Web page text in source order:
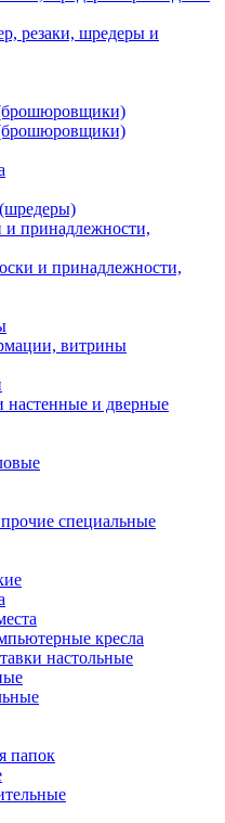
резаки, шредеры и
принадлежности,
и принадлежности,
витрины
настенные и дверные
специальные
кресла
настольные
папок